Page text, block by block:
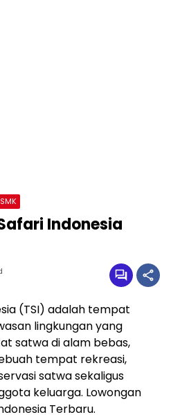
Indonesia
(TSI) adalah tempat
lingkungan yang
satwa di alam bebas,
tempat rekreasi,
satwa sekaligus
keluarga. Lowongan
Terbaru.